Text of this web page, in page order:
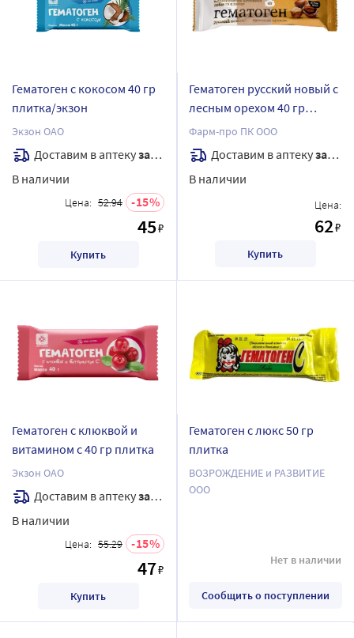
Гематоген с кокосом 40 гр
плитка/экзон
Экзон ОАО
Доставим в аптекузавтра
В наличии
Цена: 52.94 15
45₽
Купить
Гематоген русский новый с
лесным орехом 40 гр
плитка
Фарм-про ПК ООО
Доставим в аптекузавтра
В наличии
Цена:
62₽
Купить
Гематоген с клюквой и
витамином с 40 гр плитка
Экзон ОАО
Доставим в аптекузавтра
В наличии
Цена: 55.29 15
47₽
Купить
Гематоген с люкс 50 гр
плитка
ВОЗРОЖДЕНИЕ и РАЗВИТИЕ
ООО
Нет в наличии
Сообщить о поступлении